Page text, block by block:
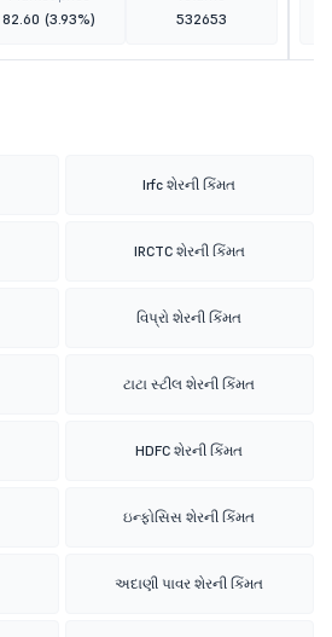
82.60 (3.93%)
532653
Irfc શેરની કિંમત
IRCTC શેરની કિંમત
વિપ્રો શેરની કિંમત
ટાટા સ્ટીલ શેરની કિંમત
HDFC શેરની કિંમત
ઇન્ફોસિસ શેરની કિંમત
અદાણી પાવર શેરની કિંમત